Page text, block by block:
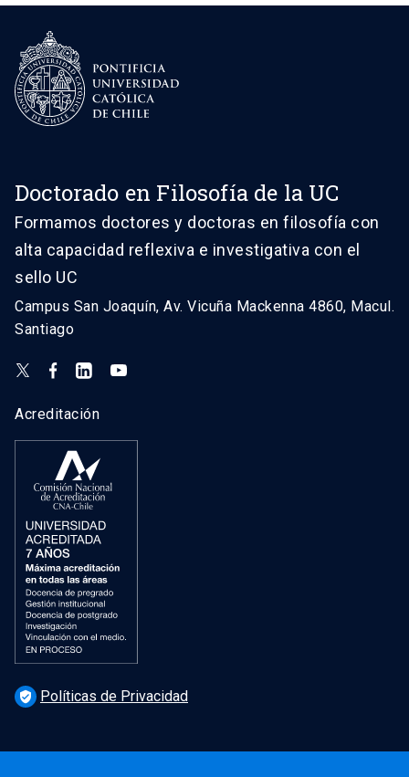
Doctorado en Filosofía de la UC
Formamos doctores y doctoras en filosofía con
alta capacidad reflexiva e investigativa con el
sello UC
Campus San Joaquín, Av. Vicuña Mackenna 4860, Macul.
Santiago
Acreditación
verified_user Políticas de Privacidad